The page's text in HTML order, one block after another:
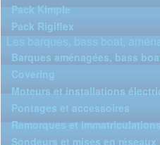
Pack Kimple
Pack Rigiflex
Les barques, bass boat,
Barques aménagées, bass
Covering
Moteurs et installations
Pontages et accessoires
Remorques et
Sondeurs et mises en réseaux